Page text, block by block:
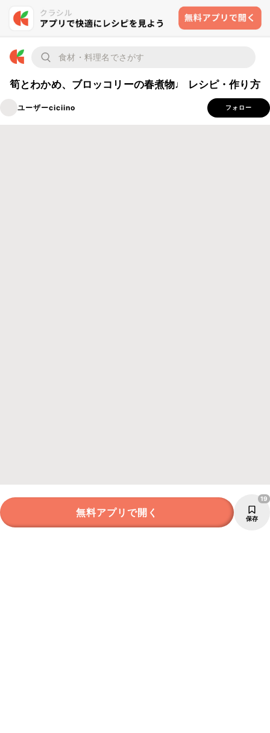
筍とわかめ、ブロッコリーの春煮物♩ レシピ・作り方
ユーザーciciino フォロー
無料アプリで開く 保存
19